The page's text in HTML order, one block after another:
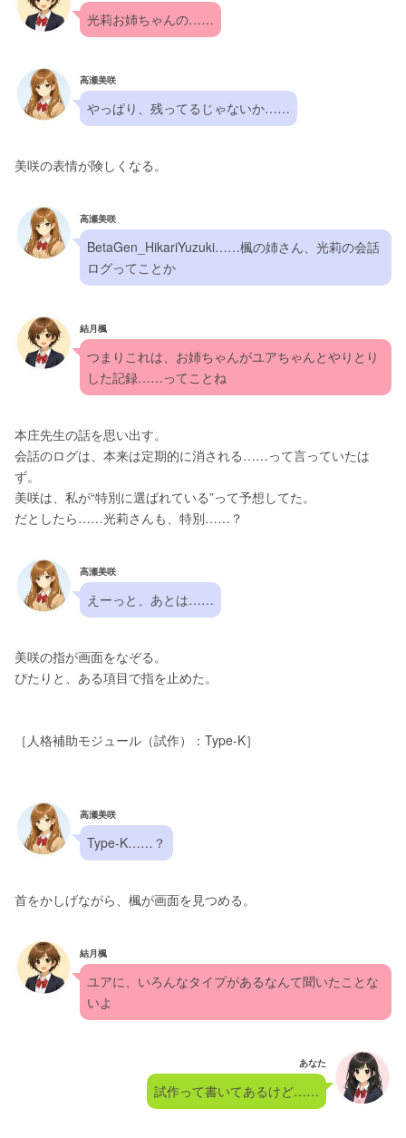
光莉お姉ちゃんの……
高瀬美咲
やっぱり、残ってるじゃないか……
美咲の表情が険しくなる。
高瀬美咲
BetaGen_HikariYuzuki……楓の姉さん、光莉の会話
ログってことか
結月楓
つまりこれは、お姉ちゃんがユアちゃんとやりとり
した記録……ってことね
本庄先生の話を思い出す。
会話のログは、本来は定期的に消される……って言っていたは
ず。
美咲は、私が“特別に選ばれている”って予想してた。
だとしたら……光莉さんも、特別……？
高瀬美咲
えーっと、あとは……
美咲の指が画面をなぞる。
ぴたりと、ある項目で指を止めた。
［人格補助モジュール（試作）：Type-K］
高瀬美咲
Type-K……？
首をかしげながら、楓が画面を見つめる。
結月楓
ユアに、いろんなタイプがあるなんて聞いたことな
いよ
あなた
試作って書いてあるけど……